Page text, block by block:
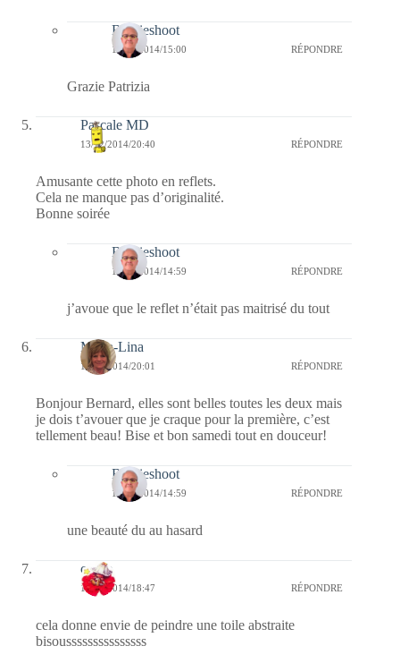
Bernieshoot
14/12/2014/15:00 RÉPONDRE
Grazie Patrizia
Pascale MD
13/12/2014/20:40 RÉPONDRE
Amusante cette photo en reflets.
Cela ne manque pas d’originalité.
Bonne soirée
Bernieshoot
14/12/2014/14:59 RÉPONDRE
j’avoue que le reflet n’était pas maitrisé du tout
Maria-Lina
13/12/2014/20:01 RÉPONDRE
Bonjour Bernard, elles sont belles toutes les deux mais
je dois t’avouer que je craque pour la première, c’est
tellement beau! Bise et bon samedi tout en douceur!
Bernieshoot
14/12/2014/14:59 RÉPONDRE
une beauté du au hasard
cerise
13/12/2014/18:47 RÉPONDRE
cela donne envie de peindre une toile abstraite
bisousssssssssssssss